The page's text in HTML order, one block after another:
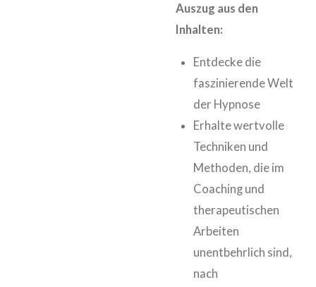
Auszug aus den
Inhalten:
Entdecke die
faszinierende Welt
der Hypnose
Erhalte wertvolle
Techniken und
Methoden, die im
Coaching und
therapeutischen
Arbeiten
unentbehrlich sind,
nach